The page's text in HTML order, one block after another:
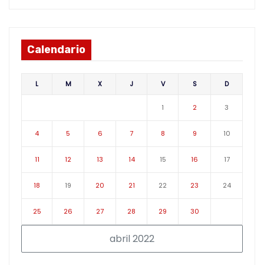
Calendario
abril 2022
L M X J V S D
1 2 3
4 5 6 7 8 9 10
11 12 13 14 15 16 17
18 19 20 21 22 23 24
25 26 27 28 29 30